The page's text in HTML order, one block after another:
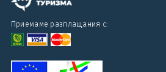
Приемаме разплащания с: